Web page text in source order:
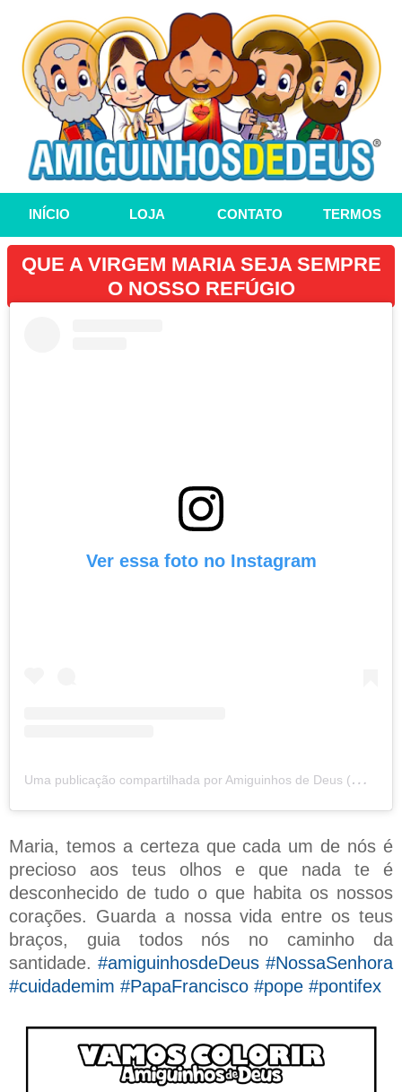
INÍCIO LOJA CONTATO TERMOS
QUE A VIRGEM MARIA SEJA SEMPRE
O NOSSO REFÚGIO
Ver essa foto no Instagram
U
ma publicação compartilhada por Amiguinhos de Deus (@amiguinhosdedeus)
Maria, temos a certeza que cada um de nós é
precioso aos teus olhos e que nada te é
desconhecido de tudo o que habita os nossos
corações. Guarda a nossa vida entre os teus
braços, guia todos nós no caminho da
santidade. #amiguinhosdeDeus #NossaSenhora
#cuidademim #PapaFrancisco #pope #pontifex